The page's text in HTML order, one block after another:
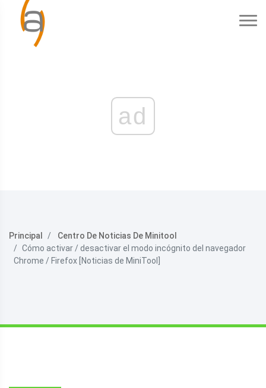
ad
Principal
Centro De Noticias De Minitool
Cómo activar / desactivar el modo incógnito del navegador
Chrome / Firefox [Noticias de MiniTool]